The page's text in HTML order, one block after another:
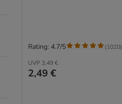
UVP 3,49 €
2,49 €
Rating: 4.7/5 (1020)